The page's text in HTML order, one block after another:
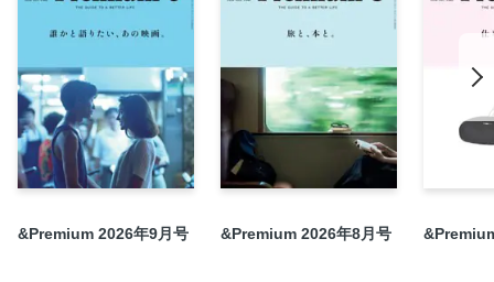
My Favorite Place 居場所のスタイルサンプル。 高橋ヨー
コ 塚本太朗 早崎円馨
15 Things That Make Everyday Happy これからの毎日を
豊かにするもの。
定期購読とバックナンバーのご案内
自社広 1
＆ TRIED IT オモムロニ。さんが使ってわかった これ、
＆ selection THINGS for BETTER LIFE 〈グッチ〉ほか 1
&Premium 2026年9月号 &Premium 2026年8月号